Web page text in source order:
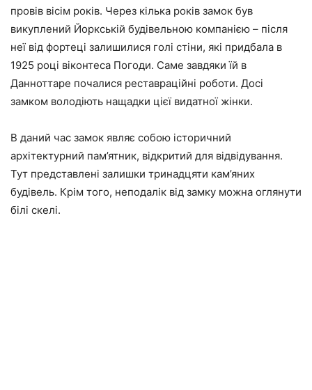
провів вісім років. Через кілька років замок був
викуплений Йоркській будівельною компанією – після
неї від фортеці залишилися голі стіни, які придбала в
1925 році віконтеса Погоди. Саме завдяки їй в
Данноттаре почалися реставраційні роботи. Досі
замком володіють нащадки цієї видатної жінки.
В даний час замок являє собою історичний
архітектурний пам’ятник, відкритий для відвідування.
Тут представлені залишки тринадцяти кам’яних
будівель. Крім того, неподалік від замку можна оглянути
білі скелі.